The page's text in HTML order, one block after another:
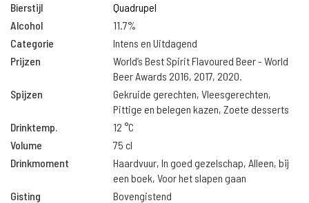
Bierstijl
Quadrupel
Alcohol
11.7%
Categorie
Intens en Uitdagend
Prijzen
World’s Best Spirit Flavoured Beer - World
Beer Awards 2016, 2017, 2020.
Spijzen
Gekruide gerechten, Vleesgerechten,
Pittige en belegen kazen, Zoete desserts
Drinktemp.
12 °C
Volume
75 cl
Drinkmoment
Haardvuur, In goed gezelschap, Alleen, bij
een boek, Voor het slapen gaan
Gisting
Bovengistend